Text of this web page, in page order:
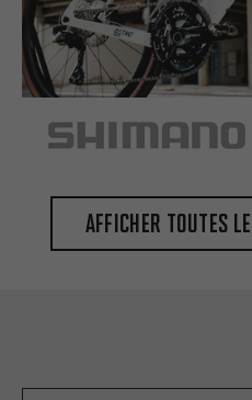
Afficher toutes